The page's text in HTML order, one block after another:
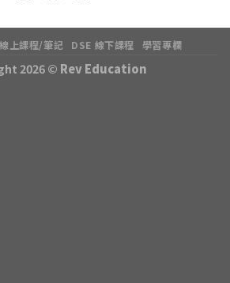
線上課程/筆記 DSE 線下課程 學習專欄
2026 © Rev Education